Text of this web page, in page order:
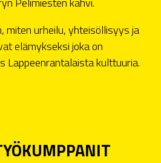
miten urheilu, yhteisöllisyys ja
elämykseksi joka on
Lappeenrantalaista kulttuuria.